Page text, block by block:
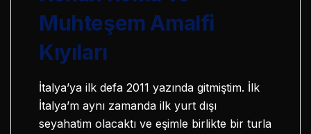
Muhteşem Amalfi
Kıyıları
İtalya’ya ilk defa 2011 yazında gitmiştim. İlk
İtalya’m aynı zamanda ilk yurt dışı
seyahatim olacaktı ve eşimle birlikte bir turla